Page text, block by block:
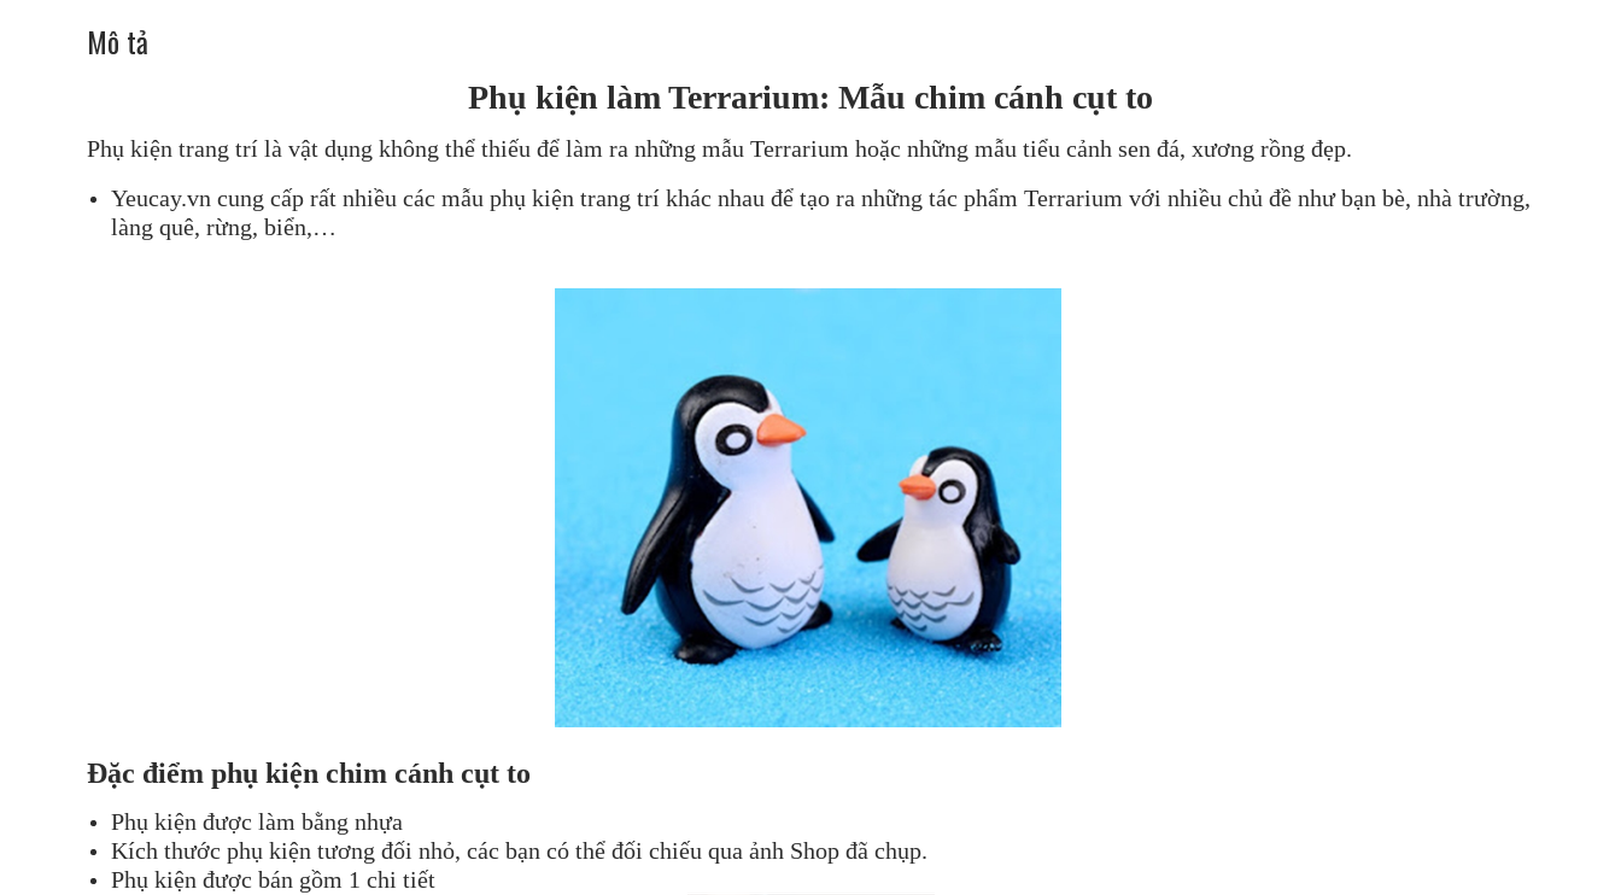
Mô tả
Phụ kiện làm Terrarium: Mẫu chim cánh cụt to
Phụ kiện trang trí là vật dụng không thể thiếu để làm ra những mẫu Terrarium hoặc những mẫu tiểu cảnh sen đá, xương rồng đẹp.
Yeucay.vn cung cấp rất nhiều các mẫu phụ kiện trang trí khác nhau để tạo ra những tác phẩm Terrarium với nhiều chủ đề như bạn bè, nhà trường,
làng quê, rừng, biển,…
Đặc điểm phụ kiện chim cánh cụt to
Phụ kiện được làm bằng nhựa
Kích thước phụ kiện tương đối nhỏ, các bạn có thể đối chiếu qua ảnh Shop đã chụp.
Phụ kiện được bán gồm 1 chi tiết